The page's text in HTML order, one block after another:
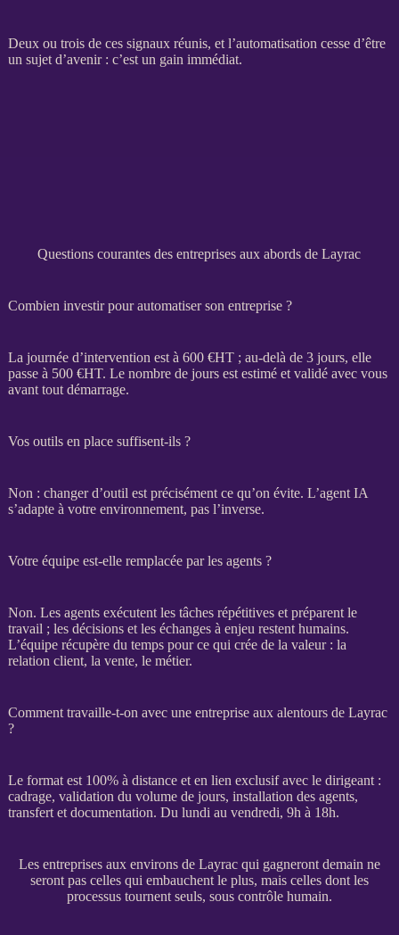
Deux ou trois de ces signaux réunis, et l’automatisation cesse d’être
un sujet d’avenir : c’est un gain immédiat.
Questions courantes des entreprises aux abords de Layrac
Combien investir pour automatiser son entreprise ?
La journée d’intervention est à 600 €HT; au-delà de 3 jours, elle
passe à 500 €HT. Le nombre de jours est estimé et validé avec vous
avant tout démarrage.
Vos outils en place suffisent-ils ?
Non : changer d’outil est précisément ce qu’on évite. L’agent IA
s’adapte à votre environnement, pas l’inverse.
Votre équipe est-elle remplacée par les agents ?
Non. Les agentsexécutent les tâches répétitives et préparent le
travail ; les décisions et les échanges à enjeu restent humains.
L’équipe récupère du temps pour ce qui crée de la valeur : la
relation client, la vente, le métier.
Comment travaille-t-on avec une entreprise aux alentours de Layrac
?
Le format est 100% à distance et en lien exclusif avec le dirigeant :
cadrage, validation du volume de jours, installation des agents,
transfertet documentation. Du lundi au vendredi, 9h à 18h.
Les entreprises aux environs de Layrac qui gagneront demain ne
seront pas celles qui embauchent le plus, mais celles dont les
processus tournent seuls, sous contrôle humain.